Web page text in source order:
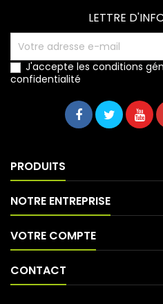
LETTRE
J'accepte les conditions
confidentialité
PRODUITS
NOTRE ENTREPRISE
VOTRE COMPTE
CONTACT